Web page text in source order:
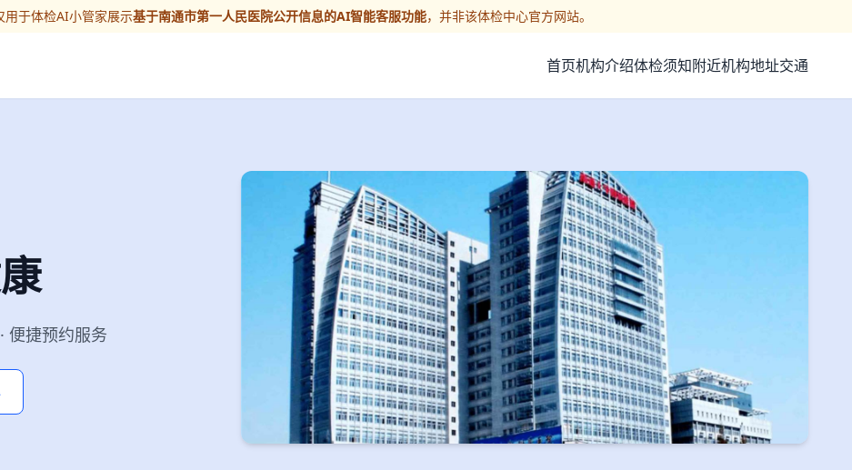
用于体检AI小管家展示基于南通市第一人民医院公开信息的AI智能客服功能，并非该体检中心官方网站。
首页机构介绍体检须知附近机构地址交通
便捷预约服务